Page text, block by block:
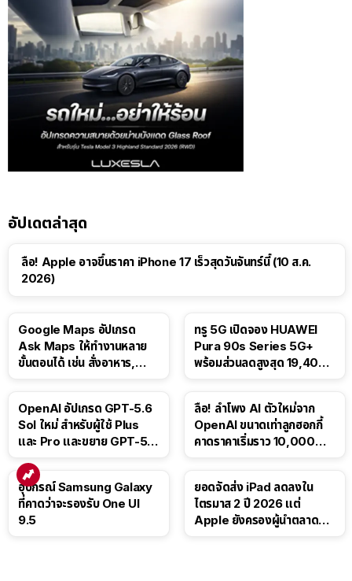
อัปเดตล่าสุด
ลือ! Apple อาจขึ้นราคา iPhone 17 เร็วสุดวันจันทร์นี้ (10 ส.ค.
2026)
Google Maps อัปเกรด
Ask Maps ให้ทำงานหลาย
ขั้นตอนได้ เช่น สั่งอาหาร,
ทรู 5G เปิดจอง HUAWEI
Pura 90s Series 5G+
พร้อมส่วนลดสูงสุด 19,400
OpenAI อัปเกรด GPT-5.6
Sol ใหม่ สำหรับผู้ใช้ Plus
และ Pro และขยาย GPT-5.6
ลือ! ลำโพง AI ตัวใหม่จาก
OpenAI ขนาดเท่าลูกฮอกกี้
คาดราคาเริ่มราว 10,000
อุปกรณ์ Samsung Galaxy
ที่คาดว่าจะรองรับ One UI
9.5
ยอดจัดส่ง iPad ลดลงใน
ไตรมาส 2 ปี 2026 แต่
Apple ยังครองผู้นำตลาด